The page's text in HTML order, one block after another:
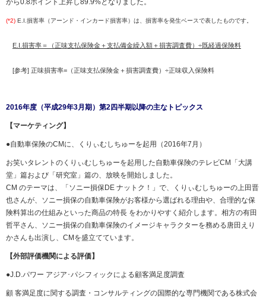
から0.8ポイント上昇し89.9%となりました。
(*2) E.I.損害率（アーンド・インカード損害率）は、損害率を発生ベースで表したものです。
E.I.損害率＝（正味支払保険金＋支払備金繰入額＋損害調査費）÷既経過保険料
[参考] 正味損害率=（正味支払保険金＋損害調査費）÷正味収入保険料
2016年度（平成29年3月期）第2四半期以降の主なトピックス
【マーケティング】
●自動車保険のCMに、くりぃむしちゅーを起用（2016年7月）
お笑いタレントのくりぃむしちゅーを起用した自動車保険のテレビCM「大講
堂」篇および「研究室」篇の、放映を開始しました。
CM のテーマは、「ソニー損保DE ナットク！」で、くりぃむしちゅーの上田晋
也さんが、ソニー損保の自動車保険がお客様から選ばれる理由や、合理的な保
険料算出の仕組みといった商品の特長 をわかりやすく紹介します。相方の有田
哲平さん、ソニー損保の自動車保険のイメージキャラクターを務める唐田えり
かさんも出演し、CMを盛立てています。
【外部評価機関による評価】
●J.D.パワー アジア･パシフィックによる顧客満足度調査
顧 客満足度に関する調査・コンサルティングの国際的な専門機関である株式会